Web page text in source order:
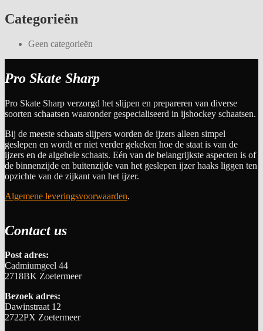
Categorieën
Geen categorieën
Pro Skate Sharp
Pro Skate Sharp verzorgd het slijpen en prepareren van diverse
soorten schaatsen waaronder gespecialiseerd in ijshockey schaatsen.
Bij de meeste schaats slijpers worden de ijzers alleen simpel
geslepen en wordt er niet verder gekeken hoe de staat is van de
ijzers en de algehele schaats. Eén van de belangrijkste aspecten is of
de binnenzijde en buitenzijde van het geslepen ijzer haaks liggen ten
opzichte van de zijkant van het ijzer.
Algemene leveringsvoorwaarden.
Contact us
Post adres:
Cadmiumgeel 44
2718BK Zoetermeer
Bezoek adres:
Dawinstraat 12
2722PX Zoetermeer